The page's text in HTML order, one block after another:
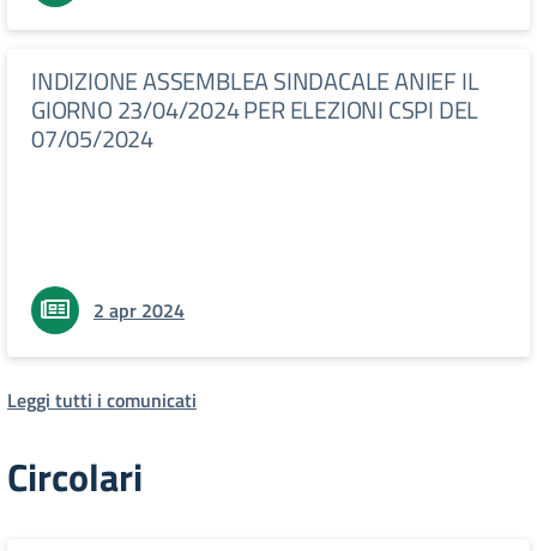
INDIZIONE ASSEMBLEA SINDACALE ANIEF IL
GIORNO 23/04/2024 PER ELEZIONI CSPI DEL
07/05/2024
2 apr 2024
Leggi tutti i comunicati
Circolari